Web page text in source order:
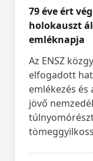
79 éve ért
holokauszt
emléknapja
Az ENSZ
elfogadott
emlékezés
jövő